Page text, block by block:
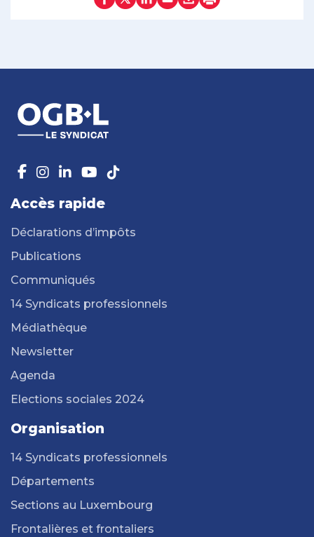
Accès rapide
Déclarations d’impôts
Publications
Communiqués
14 Syndicats professionnels
Médiathèque
Newsletter
Agenda
Elections sociales 2024
Organisation
14 Syndicats professionnels
Départements
Sections au Luxembourg
Frontalières et frontaliers